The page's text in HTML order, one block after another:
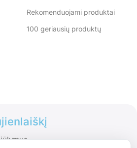
Rekomenduojami produktai
100 geriausių produktų